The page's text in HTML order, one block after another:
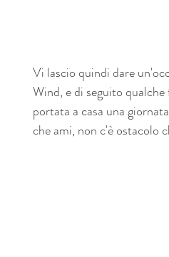
Vi lascio quindi dare
Wind, e di seguito
portata a casa una
che ami, non c'è ostacolo